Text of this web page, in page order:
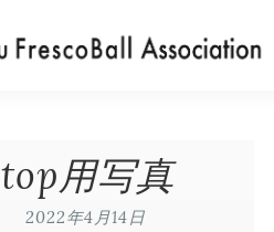
top用写真
2022年4月14日